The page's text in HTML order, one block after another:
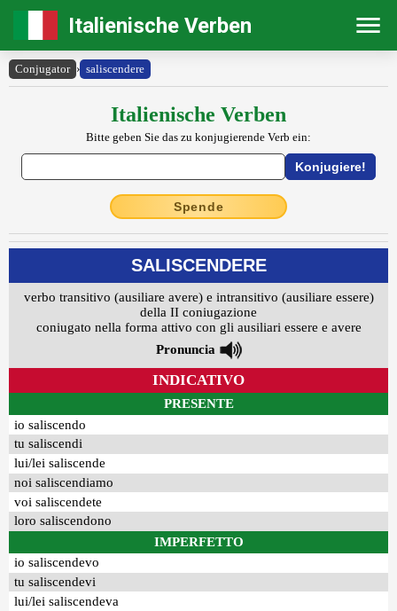
Italienische Verben
Conjugator › saliscendere
Italienische Verben
Bitte geben Sie das zu konjugierende Verb ein:
Spende
SALISCENDERE
verbo transitivo (ausiliare avere) e intransitivo (ausiliare essere)
della II coniugazione
coniugato nella forma attivo con gli ausiliari essere e avere
Pronuncia
INDICATIVO
PRESENTE
io saliscendo
tu saliscendi
lui/lei saliscende
noi saliscendiamo
voi saliscendete
loro saliscendono
IMPERFETTO
io saliscendevo
tu saliscendevi
lui/lei saliscendeva